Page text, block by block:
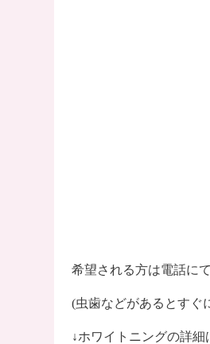
希望される方は電話に
(虫歯などがあるとすぐ
↓ホワイトニングの詳細